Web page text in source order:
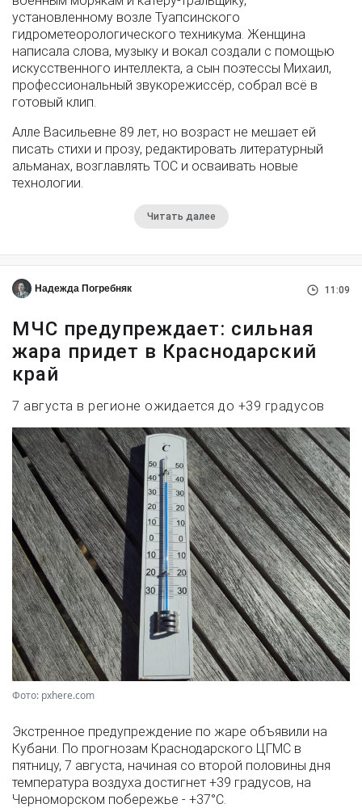
установленному возле Туапсинского
гидрометеорологического техникума. Женщина
написала слова, музыку и вокал создали с помощью
искусственного интеллекта, а сын поэтессы Михаил,
профессиональный звукорежиссёр, собрал всё в
готовый клип.
Алле Васильевне 89 лет, но возраст не мешает ей
писать стихи и прозу, редактировать литературный
альманах, возглавлять ТОС и осваивать новые
технологии.
Читать далее
Надежда Погребняк 11:09
МЧС предупреждает: сильная
жара придет в Краснодарский
край
7 августа в регионе ожидается до +39 градусов
Фото: pxhere.com
Экстренное предупреждение по жаре объявили на
Кубани. По прогнозам Краснодарского ЦГМС в
пятницу, 7 августа, начиная со второй половины дня
температура воздуха достигнет +39 градусов, на
Черноморском побережье - +37°­С.